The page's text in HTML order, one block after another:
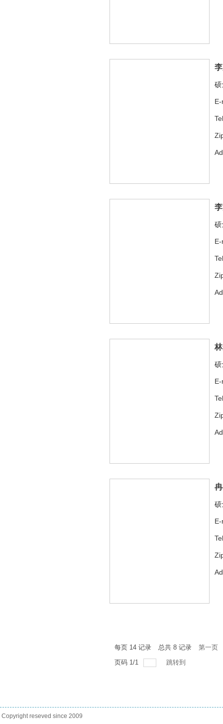
硕
硕
硕
硕
每页 14 记录 总共 8 记录
第一页
页码 1/1 跳转到
Copyright reseved since 2009